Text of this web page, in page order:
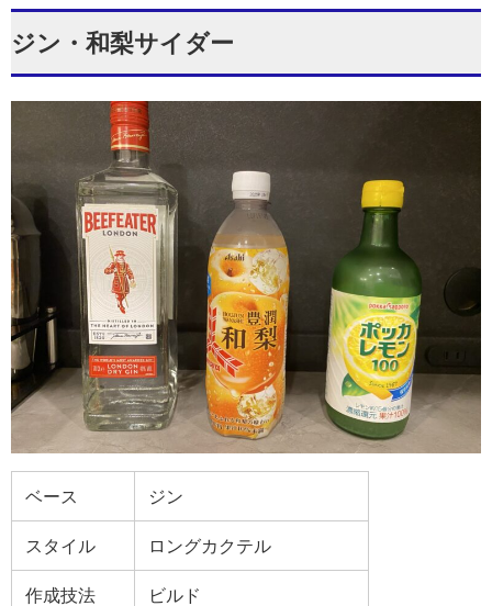
ジン・和梨サイダー
ベース ジン
スタイル ロングカクテル
作成技法 ビルド